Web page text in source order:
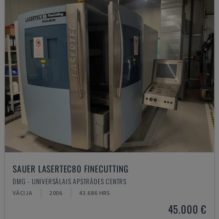
SAUER LASERTEC80 FINECUTTING
DMG - UNIVERSĀLAIS APSTRĀDES CENTRS
VĀCIJA 2006 43.686 HRS
45.000 €